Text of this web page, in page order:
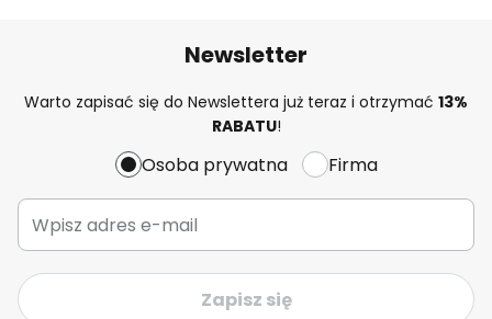
Newsletter
Warto zapisać się do Newslettera już teraz i otrzymać 13%
RABATU!
Osoba prywatna Firma
Zapisz się